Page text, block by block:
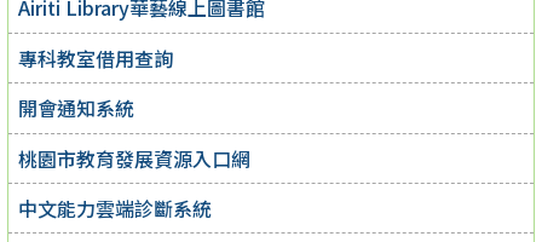
Airiti Library華藝線上圖書館
專科教室借用查詢
開會通知系統
桃園市教育發展資源入口網
中文能力雲端診斷系統